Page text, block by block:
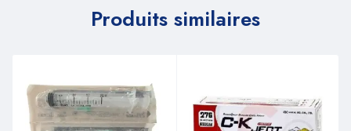
Produits similaires